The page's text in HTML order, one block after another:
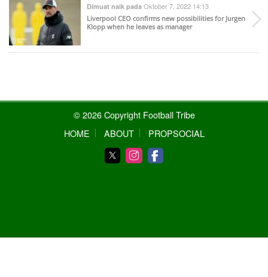
Dimuat naik pada Oktober 7, 2022 14:13
Liverpool CEO confirms new possibilities for Jurgen
Klopp when he leaves as manager
© 2026 Copyright Football Tribe
HOME
ABOUT PROPSOCIAL